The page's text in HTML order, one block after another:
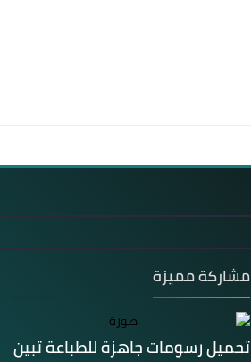
مشاركة مميزة
تحميل رسومات جاهزة للطباعة تبين